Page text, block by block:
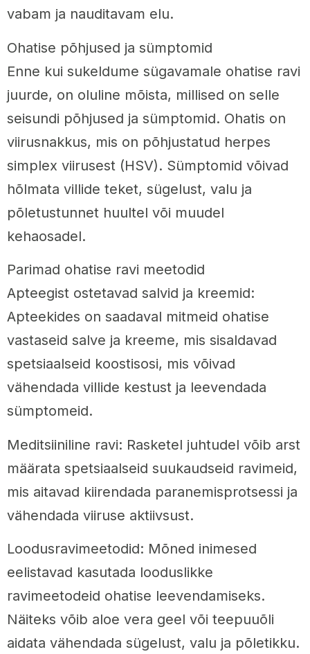
vabam ja nauditavam elu.
Ohatise põhjused ja sümptomid
Enne kui sukeldume sügavamale ohatise ravi
juurde, on oluline mõista, millised on selle
seisundi põhjused ja sümptomid. Ohatis on
viirusnakkus, mis on põhjustatud herpes
simplex viirusest (HSV). Sümptomid võivad
hõlmata villide teket, sügelust, valu ja
põletustunnet huultel või muudel
kehaosadel.
Parimad ohatise ravi meetodid
Apteegist ostetavad salvid ja kreemid:
Apteekides on saadaval mitmeid ohatise
vastaseid salve ja kreeme, mis sisaldavad
spetsiaalseid koostisosi, mis võivad
vähendada villide kestust ja leevendada
sümptomeid.
Meditsiiniline ravi: Rasketel juhtudel võib arst
määrata spetsiaalseid suukaudseid ravimeid,
mis aitavad kiirendada paranemisprotsessi ja
vähendada viiruse aktiivsust.
Loodusravimeetodid: Mõned inimesed
eelistavad kasutada looduslikke
ravimeetodeid ohatise leevendamiseks.
Näiteks võib aloe vera geel või teepuuõli
aidata vähendada sügelust, valu ja põletikku.